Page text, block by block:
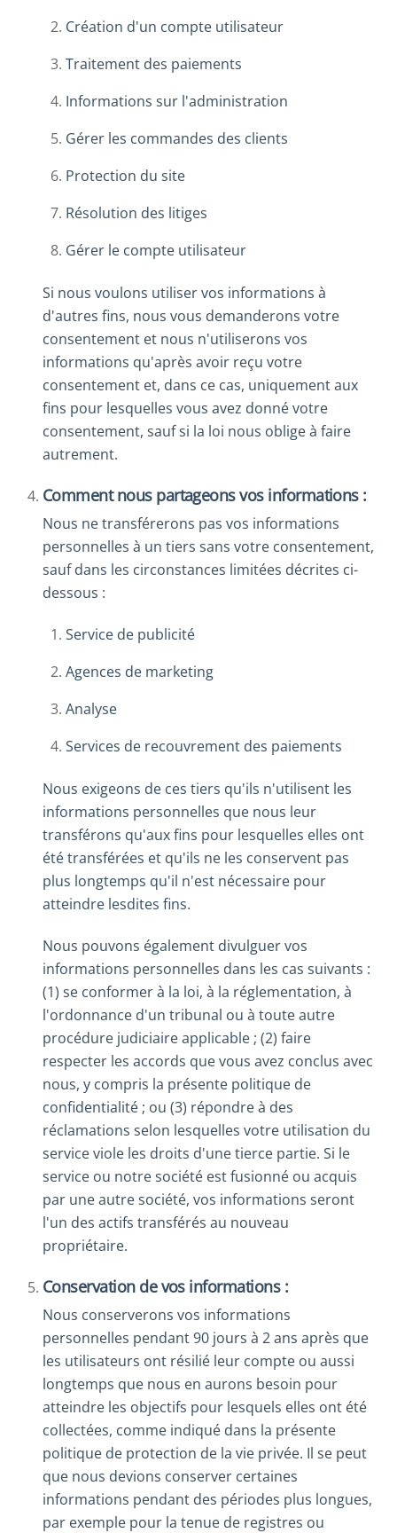
Création d'un compte utilisateur
Traitement des paiements
Informations sur l'administration
Gérer les commandes des clients
Protection du site
Résolution des litiges
Gérer le compte utilisateur
Si nous voulons utiliser vos informations à
d'autres fins, nous vous demanderons votre
consentement et nous n'utiliserons vos
informations qu'après avoir reçu votre
consentement et, dans ce cas, uniquement aux
fins pour lesquelles vous avez donné votre
consentement, sauf si la loi nous oblige à faire
autrement.
Comment nous partageons vos informations :
Nous ne transférerons pas vos informations
personnelles à un tiers sans votre consentement,
sauf dans les circonstances limitées décrites ci-
dessous :
Service de publicité
Agences de marketing
Analyse
Services de recouvrement des paiements
Nous exigeons de ces tiers qu'ils n'utilisent les
informations personnelles que nous leur
transférons qu'aux fins pour lesquelles elles ont
été transférées et qu'ils ne les conservent pas
plus longtemps qu'il n'est nécessaire pour
atteindre lesdites fins.
Nous pouvons également divulguer vos
informations personnelles dans les cas suivants :
(1) se conformer à la loi, à la réglementation, à
l'ordonnance d'un tribunal ou à toute autre
procédure judiciaire applicable ; (2) faire
respecter les accords que vous avez conclus avec
nous, y compris la présente politique de
confidentialité ; ou (3) répondre à des
réclamations selon lesquelles votre utilisation du
service viole les droits d'une tierce partie. Si le
service ou notre société est fusionné ou acquis
par une autre société, vos informations seront
l'un des actifs transférés au nouveau
propriétaire.
Conservation de vos informations :
Nous conserverons vos informations
personnelles pendant 90 jours à 2 ans après que
les utilisateurs ont résilié leur compte ou aussi
longtemps que nous en aurons besoin pour
atteindre les objectifs pour lesquels elles ont été
collectées, comme indiqué dans la présente
politique de protection de la vie privée. Il se peut
que nous devions conserver certaines
informations pendant des périodes plus longues,
par exemple pour la tenue de registres ou